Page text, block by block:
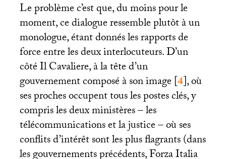
Le problème c’est que, du moins pour le
moment, ce dialogue ressemble plutôt à un
monologue, étant donnés les rapports de
force entre les deux interlocuteurs. D’un
côté Il Cavaliere, à la tête d’un
gouvernement composé à son image[4], où
ses proches occupent tous les postes clés, y
compris les deux ministères – les
télécommunications et la justice – où ses
conflits d’intérêt sont les plus flagrants (dans